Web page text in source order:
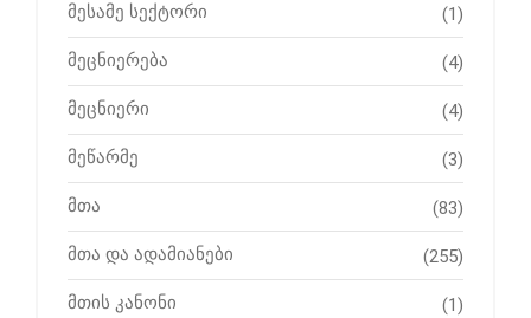
მესამე სექტორი (1)
მეცნიერება (4)
მეცნიერი (4)
მეწარმე (3)
მთა (83)
მთა და ადამიანები (255)
მთის კანონი (1)